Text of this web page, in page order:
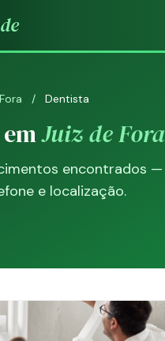
/ Dentista
emJuiz de Fora
encontrados —
e localização.